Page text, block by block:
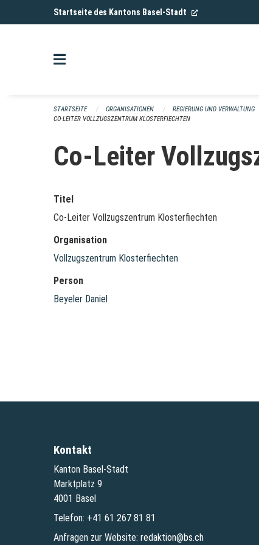
Navigation überspringenStartseite des Kantons Basel-Stadt (External Link)
STARTSEITE ORGANISATIONEN REGIERUNG UND VERWALTUNG
CO-LEITER VOLLZUGSZENTRUM KLOSTERFIECHTEN
Co-Leiter
Titel
Co-Leiter Vollzugszentrum Klosterfiechten
Organisation
Vollzugszentrum Klosterfiechten
Person
Beyeler Daniel
Kontakt
Kanton Basel-Stadt
Marktplatz 9
4001 Basel
Telefon: +41 61 267 81 81
Anfragen zur Website: redaktion@bs.ch